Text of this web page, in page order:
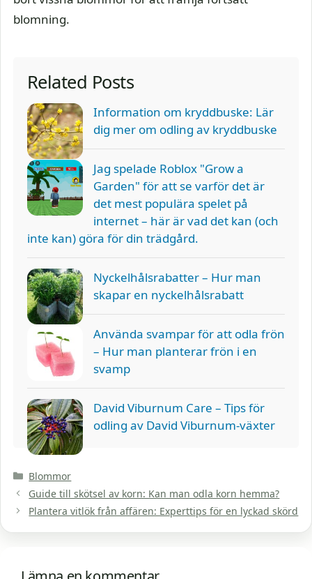
blomning.
Related Posts
Information om kryddbuske: Lär
dig mer om odling av kryddbuske
Jag spelade Roblox "Grow a
Garden" för att se varför det är
det mest populära spelet på
internet – här är vad det kan (och
inte kan) göra för din trädgård.
Nyckelhålsrabatter – Hur man
skapar en nyckelhålsrabatt
Använda svampar för att odla frön
– Hur man planterar frön i en
svamp
David Viburnum Care – Tips för
odling av David Viburnum-växter
Kategorier
Blommor
Guide till skötsel av korn: Kan man odla korn hemma?
Plantera vitlök från affären: Experttips för en lyckad skörd